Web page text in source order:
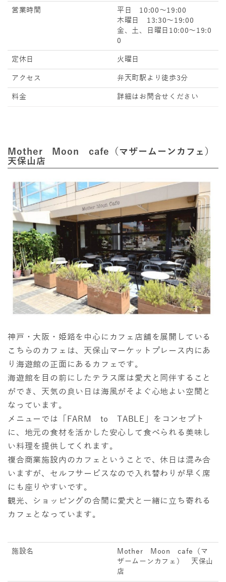
営業時間
平日 10:00～19:00
木曜日 13:30～19:00
金、土、日曜日10:00～19:0
0
定休日 火曜日
アクセス 弁天町駅より徒歩3分
料金 詳細はお問合せください
Mother Moon cafe（マザームーンカフェ）
天保山店
神戸・大阪・姫路を中心にカフェ店舗を展開している
こちらのカフェは、天保山マーケットプレース内にあ
り海遊館の正面にあるカフェです。
海遊館を目の前にしたテラス席は愛犬と同伴すること
ができ、天気の良い日は海風がそよぐ心地よい空間と
なっています。
メニューでは「FARM to TABLE」をコンセプト
に、地元の食材を活かした安心して食べられる美味し
い料理を提供してくれます。
複合商業施設内のカフェということで、休日は混み合
いますが、セルフサービスなので入れ替わりが早く席
にも座りやすいです。
観光、ショッピングの合間に愛犬と一緒に立ち寄れる
カフェとなっています。
施設名
Mother Moon cafe（マ
ザームーンカフェ） 天保山
店